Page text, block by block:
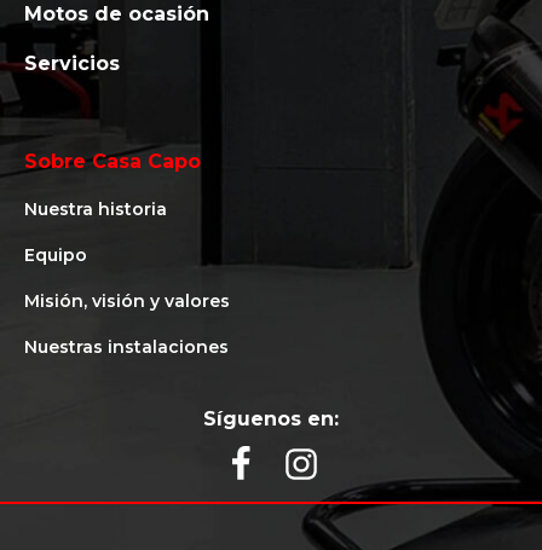
Motos de ocasión
Servicios
Sobre Casa Capo
Nuestra historia
Equipo
Misión, visión y valores
Nuestras instalaciones
Síguenos en: